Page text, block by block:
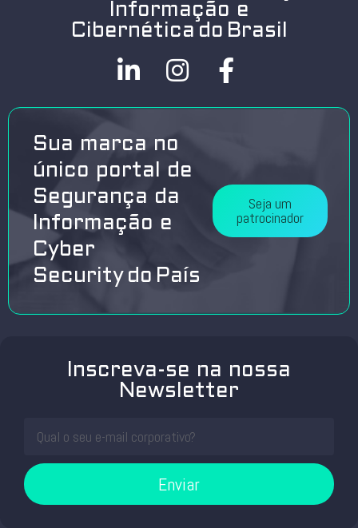
Informação e
Cibernética do Brasil
Sua marca no
único portal de
Segurança da
Informação e
Cyber
Security do País
Seja um
patrocinador
Inscreva-se na nossa
Newsletter
Enviar